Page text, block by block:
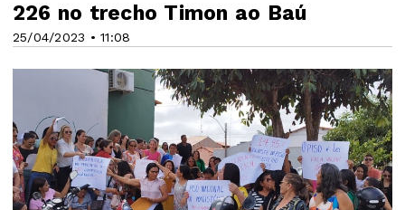
25/04/2023 • 11:08
226 no trecho Timon ao Baú